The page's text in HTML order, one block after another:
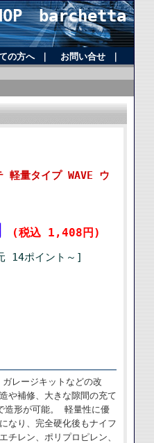
barchetta
の方へ｜ お問い合せ
軽量タイプ WAVE ウ
(税込 1,408円)
14ポイント～]
レージキットなどの改
や補修、大きな隙間の充て
造形が可能。 軽量性に優
なり、完全硬化後もナイフ
レン、ポリプロピレン、